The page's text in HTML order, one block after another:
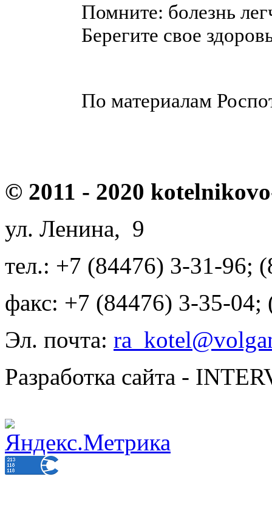
Помните: болезнь
Берегите свое
По материалам
© 2011 - 2020
ул. Ленина, 9
тел.: +7 (84476) 3-31-96;
факс: +7 (84476) 3-35-04;
Эл. почта:
Разработка сайта -